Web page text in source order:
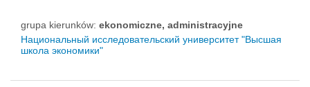
grupa kierunków: ekonomiczne, administracyjne
Национальный исследовательский университет "Высшая
школа экономики"